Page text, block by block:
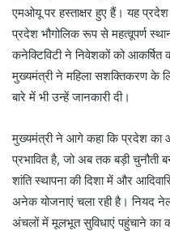
एमओयू पर हस्ताक्षर हुए हैं। यह
प्रदेश भौगोलिक रूप से महत्वूपर्ण
कनेक्टिविटी ने निवेशकों को
मुख्यमंत्री ने महिला सशक्तिकरण के
बारे में भी उन्हें जानकारी दी।
मुख्यमंत्री ने आगे कहा कि प्रदेश का
प्रभावित है, जो अब तक बड़ी चुनौती
शांति स्थापना की दिशा में और
अनेक योजनाएं चला रही है। नियद
अंचलों में मूलभूत सुविधाएं पहुंचाने का